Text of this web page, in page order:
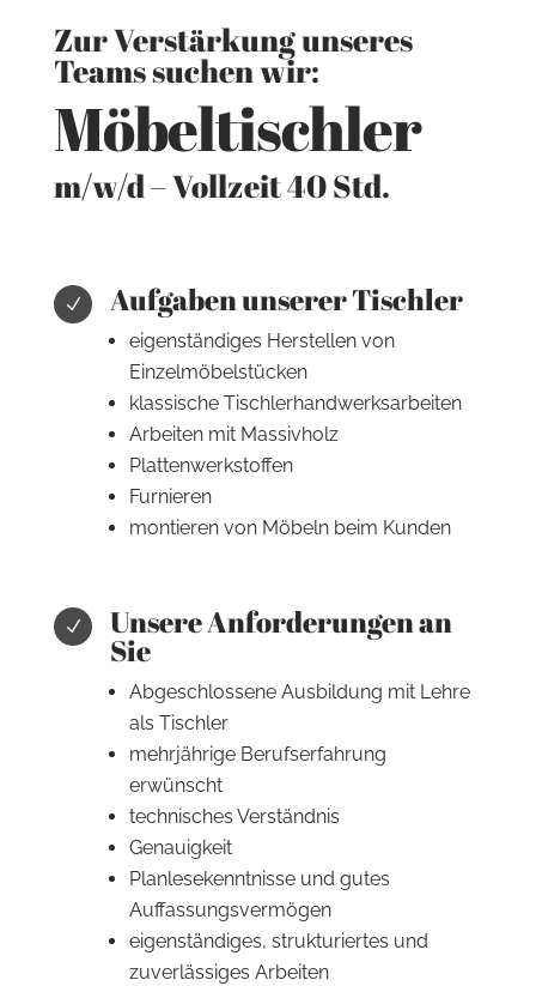
Zur Verstärkung unseres
Teams suchen wir:
Möbeltischler
m/w/d – Vollzeit 40 Std.
N Aufgaben unserer Tischler
eigenständiges Herstellen von
Einzelmöbelstücken
klassische Tischlerhandwerksarbeiten
Arbeiten mit Massivholz
Plattenwerkstoffen
Furnieren
montieren von Möbeln beim Kunden
N Unsere Anforderungen an
Sie
Abgeschlossene Ausbildung mit Lehre
als Tischler
mehrjährige Berufserfahrung
erwünscht
technisches Verständnis
Genauigkeit
Planlesekenntnisse und gutes
Auffassungsvermögen
eigenständiges, strukturiertes und
zuverlässiges Arbeiten